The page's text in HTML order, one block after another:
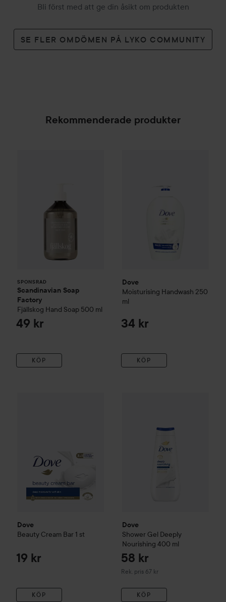
Bli först med att ge din åsikt om produkten
SE FLER OMDÖMEN PÅ LYKO COMMUNITY
Rekommenderade produkter
SPONSRAD
Scandinavian Soap
Factory
Fjällskog Hand Soap 500 ml
49 kr
KÖP
Dove
Moisturising Handwash 250
ml
34 kr
KÖP
Dove
Beauty Cream Bar 1 st
19 kr
KÖP
Dove
Shower Gel Deeply
Nourishing 400 ml
58 kr
Rek. pris 67 kr
Rekommenderat pris 67 kr
KÖP